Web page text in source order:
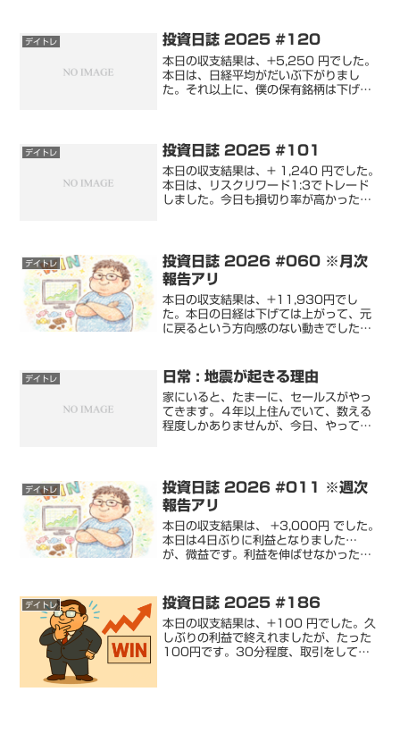
デイトレ 投資日誌 2025 #120
本日の収支結果は、+5,250 円でした。
本日は、日経平均がだいぶ下がりまし
た。それ以上に、僕の保有銘柄は下げて
「9501 : 東京電力H...
デイトレ 投資日誌 2025 #101
本日の収支結果は、+ 1,240 円でした。
本日は、リスクリワード1:3でトレード
しました。今日も損切り率が高かったの
あり、10時終...
デイトレ
投資日誌 2026 #060 ※月次
報告アリ
本日の収支結果は、+11,930円でし
た。本日の日経は下げては上がって、元
に戻るという方向感のない動きでした。
す」と言いましたが、本日も「逆指値を
行い完全裁量トレード」...
デイトレ 日常 : 地震が起きる理由
家にいると、たまーに、セールスがやっ
てきます。４年以上住んでいて、数える
程度しかありませんが、今日、やってき
チラシをもらいました。宗...
デイトレ
投資日誌 2026 #011 ※週次
報告アリ
本日の収支結果は、 +3,000円 でした。
本日は4日ぶりに利益となりました…
が、微益です。利益を伸ばせなかったの
ず、逆指値の引き上げが遅れたのが原因
です。こういうときに...
デイトレ 投資日誌 2025 #186
本日の収支結果は、+100 円でした。久
しぶりの利益で終えれましたが、たった
100円です。30分程度、取引をして、